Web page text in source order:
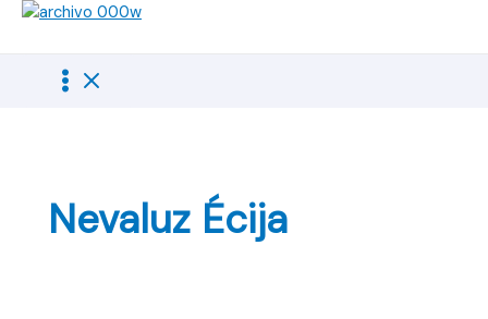
Nevaluz Écija